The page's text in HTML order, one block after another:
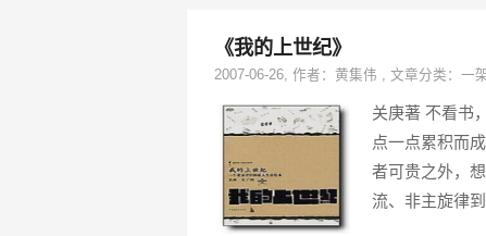
《我的上世纪》
2007-06-26, 作者： 黄集伟 , 文章分类： 一
关庚著 不看书
点一点累积而
者可贵之外，
流、非主旋律